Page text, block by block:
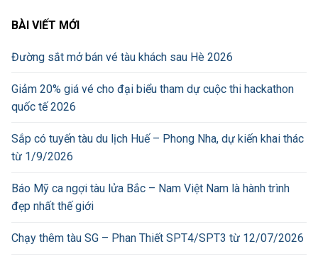
BÀI VIẾT MỚI
Đường sắt mở bán vé tàu khách sau Hè 2026
Giảm 20% giá vé cho đại biểu tham dự cuộc thi hackathon
quốc tế 2026
Sắp có tuyến tàu du lịch Huế – Phong Nha, dự kiến khai thác
từ 1/9/2026
Báo Mỹ ca ngợi tàu lửa Bắc – Nam Việt Nam là hành trình
đẹp nhất thế giới
Chạy thêm tàu SG – Phan Thiết SPT4/SPT3 từ 12/07/2026